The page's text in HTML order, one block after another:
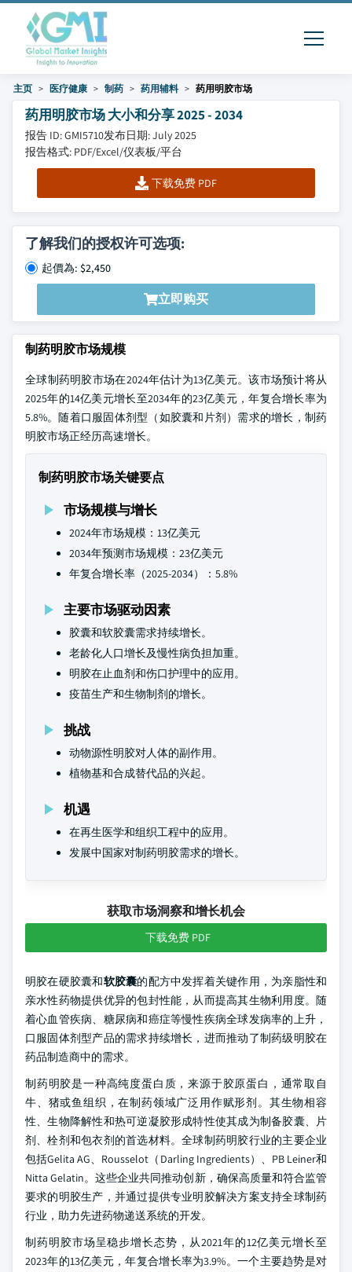
主页 医疗健康 制药 药用辅料 药用明胶市场
药用明胶市场 大小和分享 2025 - 2034
报告 ID: GMI5710发布日期: July 2025
报告格式: PDF/Excel/仪表板/平台
下载免费 PDF
了解我们的授权许可选项:
起價為: $2,450
立即购买
制药明胶市场规模
全球制药明胶市场在2024年估计为13亿美元。该市场预计将从
2025年的14亿美元增长至2034年的23亿美元，年复合增长率为
5.8%。随着口服固体剂型（如胶囊和片剂）需求的增长，制药
明胶市场正经历高速增长。
制药明胶市场关键要点
市场规模与增长
2024年市场规模：13亿美元
2034年预测市场规模：23亿美元
年复合增长率（2025-2034）：5.8%
主要市场驱动因素
胶囊和软胶囊需求持续增长。
老龄化人口增长及慢性病负担加重。
明胶在止血剂和伤口护理中的应用。
疫苗生产和生物制剂的增长。
挑战
动物源性明胶对人体的副作用。
植物基和合成替代品的兴起。
机遇
在再生医学和组织工程中的应用。
发展中国家对制药明胶需求的增长。
获取市场洞察和增长机会
下载免费 PDF
明胶在硬胶囊和软胶囊的配方中发挥着关键作用，为亲脂性和
亲水性药物提供优异的包封性能，从而提高其生物利用度。随
着心血管疾病、糖尿病和癌症等慢性疾病全球发病率的上升，
口服固体剂型产品的需求持续增长，进而推动了制药级明胶在
药品制造商中的需求。
制药明胶是一种高纯度蛋白质，来源于胶原蛋白，通常取自
牛、猪或鱼组织，在制药领域广泛用作赋形剂。其生物相容
性、生物降解性和热可逆凝胶形成特性使其成为制备胶囊、片
剂、栓剂和包衣剂的首选材料。全球制药明胶行业的主要企业
包括Gelita AG、Rousselot（Darling Ingredients）、PB Leiner和
Nitta Gelatin。这些企业共同推动创新，确保高质量和符合监管
要求的明胶生产，并通过提供专业明胶解决方案支持全球制药
行业，助力先进药物递送系统的开发。
制药明胶市场呈稳步增长态势，从2021年的12亿美元增长至
2023年的13亿美元，年复合增长率为3.9%。一个主要趋势是对